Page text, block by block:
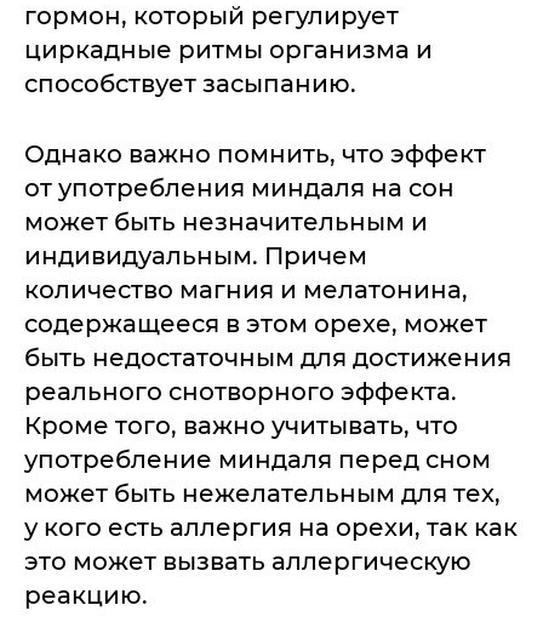
гормон, который регулирует
циркадные ритмы организма и
способствует засыпанию.
Однако важно помнить, что эффект
от употребления миндаля на сон
может быть незначительным и
индивидуальным. Причем
количество магния и мелатонина,
содержащееся в этом орехе, может
быть недостаточным для достижения
реального снотворного эффекта.
Кроме того, важно учитывать, что
употребление миндаля перед сном
может быть нежелательным для тех,
у кого есть аллергия на орехи, так как
это может вызвать аллергическую
реакцию.